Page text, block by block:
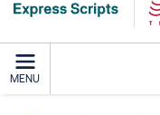
MENU